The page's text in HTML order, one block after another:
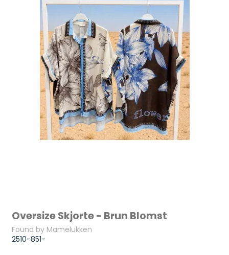
Oversize Skjorte - Brun Blomst
Found by Mamelukken
2510-851-